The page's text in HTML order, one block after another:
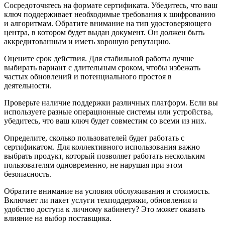
Сосредоточьтесь на формате сертификата. Убедитесь, что ваш
ключ поддерживает необходимые требования к шифрованию
и алгоритмам. Обратите внимание на тип удостоверяющего
центра, в котором будет выдан документ. Он должен быть
аккредитованным и иметь хорошую репутацию.
Оцените срок действия. Для стабильной работы лучше
выбирать вариант с длительным сроком, чтобы избежать
частых обновлений и потенциального простоя в
деятельности.
Проверьте наличие поддержки различных платформ. Если вы
используете разные операционные системы или устройства,
убедитесь, что ваш ключ будет совместим со всеми из них.
Определите, сколько пользователей будет работать с
сертификатом. Для коллективного использования важно
выбрать продукт, который позволяет работать нескольким
пользователям одновременно, не нарушая при этом
безопасность.
Обратите внимание на условия обслуживания и стоимость.
Включает ли пакет услуги техподдержки, обновления и
удобство доступа к личному кабинету? Это может оказать
влияние на выбор поставщика.